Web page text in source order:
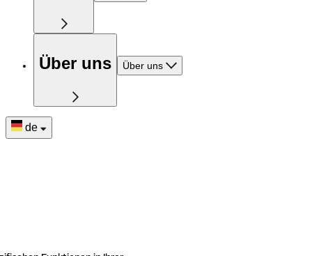
Über uns Über uns
de